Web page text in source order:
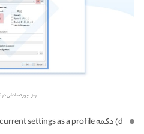
رمز عبور تصادفی در KEEPASS